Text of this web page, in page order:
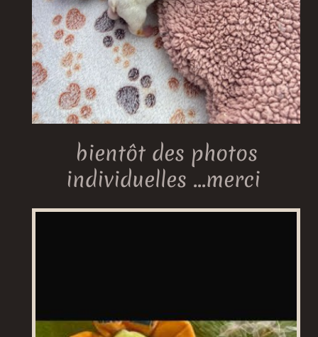
bientôt des photos
individuelles ...merci